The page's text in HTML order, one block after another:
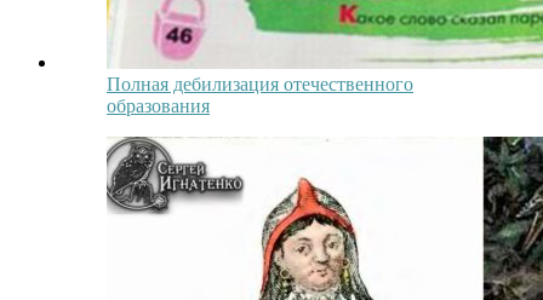
Полная дебилизация отечественного
образования